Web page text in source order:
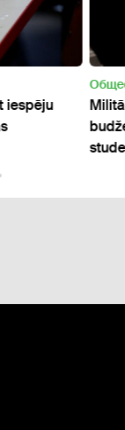
iespēju